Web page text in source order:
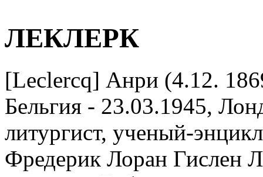
ЛЕКЛЕРК
[Leclercq] Анри (4.12.
Бельгия - 23.03.1945,
литургист, ученый-
Фредерик Лоран Гислен